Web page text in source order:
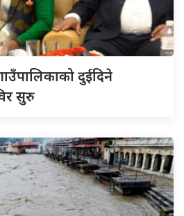
दुईदिने
सुरु